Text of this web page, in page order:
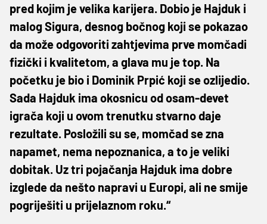
pred kojim je velika karijera. Dobio je Hajduk i
malog Sigura, desnog bočnog koji se pokazao
da može odgovoriti zahtjevima prve momčadi
fizički i kvalitetom, a glava mu je top. Na
početku je bio i Dominik Prpić koji se ozlijedio.
Sada Hajduk ima okosnicu od osam-devet
igrača koji u ovom trenutku stvarno daje
rezultate. Posložili su se, momčad se zna
napamet, nema nepoznanica, a to je veliki
dobitak. Uz tri pojačanja Hajduk ima dobre
izglede da nešto napravi u Europi, ali ne smije
pogriješiti u prijelaznom roku.“